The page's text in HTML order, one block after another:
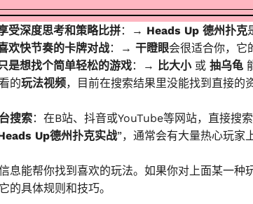
受深度思考和策略比拼：→ Heads Up 德州扑克
欢快节奏的卡牌对战：→ 干瞪眼会很适合你，它
是想找个简单轻松的游戏：→ 比大小或 抽乌龟
的玩法视频，目前在搜索结果里没能找到直接的
搜索：在B站、抖音或YouTube等网站，直接搜
Up德州扑克实战”，通常会有大量热心玩家
息能帮你找到喜欢的玩法。如果你对上面某一种
的具体规则和技巧。